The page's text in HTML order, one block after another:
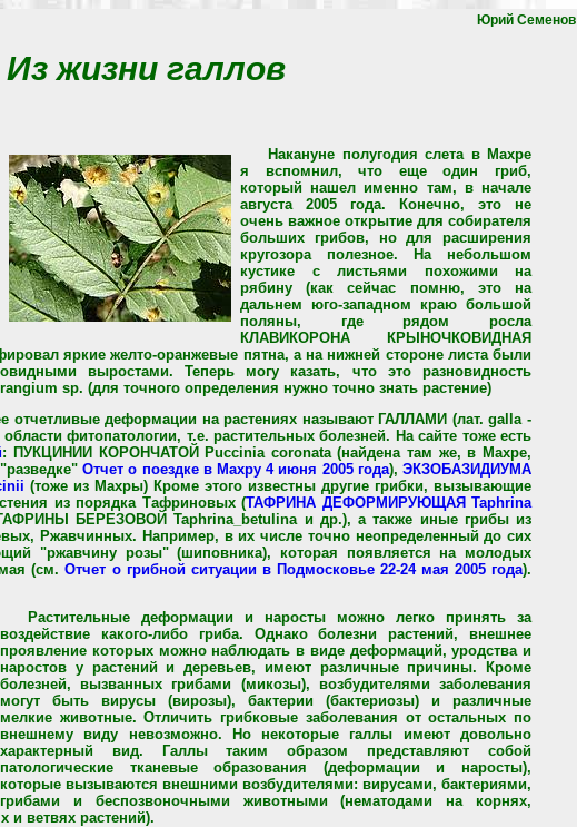
Юрий Семенов
Из жизни галлов
Накануне полугодия слета в Махре
я вспомнил, что еще один гриб,
который нашел именно там, в начале
августа 2005 года. Конечно, это не
очень важное открытие для собирателя
больших грибов, но для расширения
кругозора полезное. На небольшом
кустике с листьями похожими на
рябину (как сейчас помню, это на
дальнем юго-западном краю большой
поляны, где рядом росла
КЛАВИКОРОНА КРЫНОЧКОВИДНАЯ
яркие желто-оранжевые пятна, а на нижней стороне листа были
выростами. Теперь могу казать, что это разновидность
sp. (для точного определения нужно точно знать растение)
отчетливые деформации на растениях называют ГАЛЛАМИ (лат. galla -
фитопатологии, т.е. растительных болезней. На сайте тоже есть
: ПУКЦИНИИ КОРОНЧАТОЙ Puccinia coronata (найдена там же, в Махре,
Отчет о поездке в Махру 4 июня 2005 года),ЭКЗОБАЗИДИУМА
(тоже из Махры) Кроме этого известны другие грибки, вызывающие
из порядка Тафриновых (ТАФРИНА ДЕФОРМИРУЮЩАЯ Taphrina
БЕРЕЗОВОЙ Taphrina_betulina и др.), а также иные грибы из
Ржавчинных. Например, в их числе точно неопределенный до сих
"ржавчину розы" (шиповника), которая появляется на молодых
мая (см.Отчет о грибной ситуации в Подмосковье 22-24 мая 2005 года).
Растительные деформации и наросты можно легко принять за
воздействие какого-либо гриба. Однако болезни растений, внешнее
проявление которых можно наблюдать в виде деформаций, уродства и
наростов у растений и деревьев, имеют различные причины. Кроме
болезней, вызванных грибами (микозы), возбудителями заболевания
могут быть вирусы (вирозы), бактерии (бактериозы) и различные
мелкие животные. Отличить грибковые заболевания от остальных по
внешнему виду невозможно. Но некоторые галлы имеют довольно
характерный вид. Галлы таким образом представляют собой
патологические тканевые образования (деформации и наросты),
которые вызываются внешними возбудителями: вирусами, бактериями,
грибами и беспозвоночными животными (нематодами на корнях,
и ветвях растений).